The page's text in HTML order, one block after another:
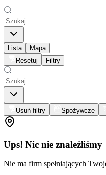
Lista
Mapa
Resetuj
Filtry
Usuń filtry Spożywcze
Ups! Nic nie znaleźliśmy
Nie ma firm spełniających